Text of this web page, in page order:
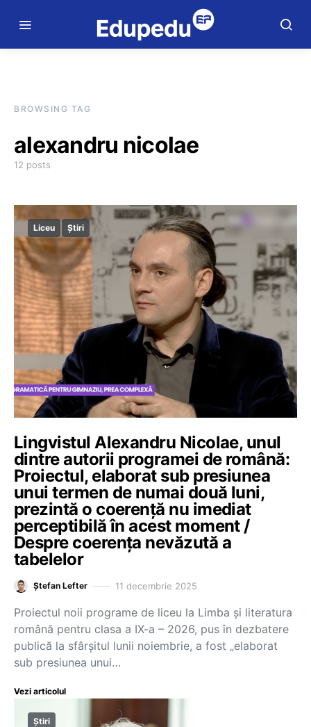
BROWSING TAG
alexandru nicolae
12 posts
Liceu Știri
Lingvistul Alexandru Nicolae, unul
dintre autorii programei de română:
Proiectul, elaborat sub presiunea
unui termen de numai două luni,
prezintă o coerență nu imediat
perceptibilă în acest moment /
Despre coerența nevăzută a
tabelelor
Ștefan Lefter 11 decembrie 2025
Proiectul noii programe de liceu la Limba și literatura
română pentru clasa a IX-a – 2026, pus în dezbatere
publică la sfârșitul lunii noiembrie, a fost „elaborat
sub presiunea unui…
Vezi articolul
Știri